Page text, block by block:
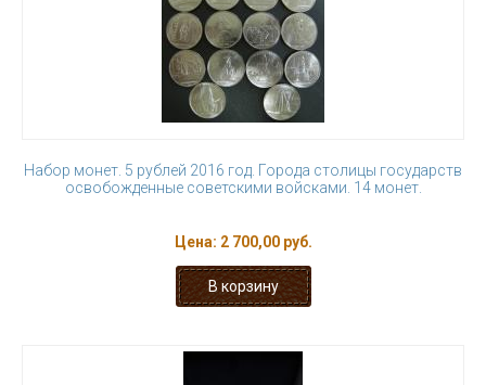
Набор монет. 5 рублей 2016 год. Города столицы государств
освобожденные советскими войсками. 14 монет.
Цена: 2 700,00 руб.